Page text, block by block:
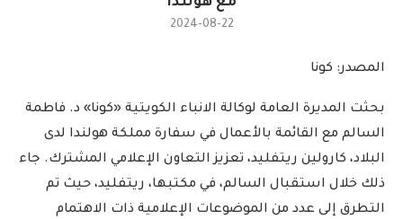
2024-08-22
المصدر: كونا
بحثت المديرة العامة لوكالة الانباء الكويتية «كونا» د. فاطمة
السالم مع القائمة بالأعمال في سفارة مملكة هولندا لدى
البلاد، كارولين ريتفليد، تعزيز التعاون الإعلامي المشترك. جاء
ذلك خلال استقبال السالم، في مكتبها، ريتفليد، حيث تم
التطرق إلى عدد من الموضوعات الإعلامية ذات الاهتمام